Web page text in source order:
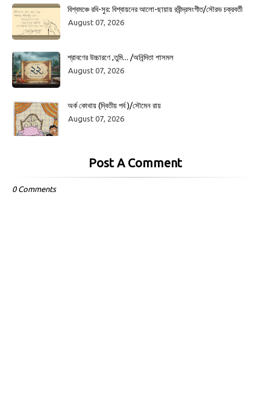
বিশ্বমঞ্চে রবি-সুর: বিশ্বায়নের আলো-ছায়ায় রবীন্দ্রসংগীত/সৌরভ চক্রবর্তী
August 07, 2026
শ্রাবণের উচ্চারণে ,তুমি... /অনিন্দিতা শাসমল
August 07, 2026
অর্ক কোথায় (দ্বিতীয় পর্ব )/সৌমেন রায়
August 07, 2026
Post A Comment
0 Comments